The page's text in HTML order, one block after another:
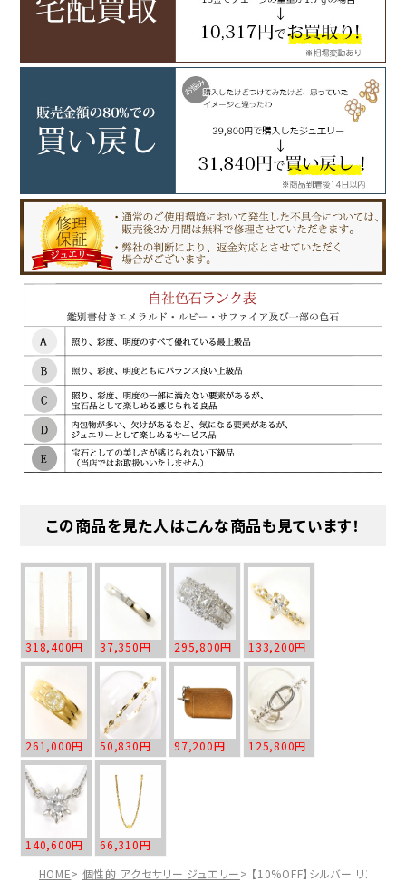
この商品を見た人はこんな商品も見ています！
318,400円 37,350円 295,800円 133,200円
261,000円 50,830円 97,200円 125,800円
140,600円
66,310円
HOME
個性的 アクセサリー ジュエリー 【10%OFF】シルバー リング